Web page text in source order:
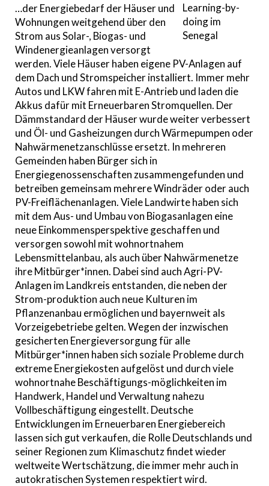
Learning-by-
doing im
Senegal
…der Energiebedarf der Häuser und
Wohnungen weitgehend über den
Strom aus Solar-, Biogas- und
Windenergieanlagen versorgt
werden. Viele Häuser haben eigene PV-Anlagen auf
dem Dach und Stromspeicher installiert. Immer mehr
Autos und LKW fahren mit E-Antrieb und laden die
Akkus dafür mit Erneuerbaren Stromquellen. Der
Dämmstandard der Häuser wurde weiter verbessert
und Öl- und Gasheizungen durch Wärmepumpen oder
Nahwärmenetzanschlüsse ersetzt. In mehreren
Gemeinden haben Bürger sich in
Energiegenossenschaften zusammengefunden und
betreiben gemeinsam mehrere Windräder oder auch
PV-Freiflächenanlagen. Viele Landwirte haben sich
mit dem Aus- und Umbau von Biogasanlagen eine
neue Einkommensperspektive geschaffen und
versorgen sowohl mit wohnortnahem
Lebensmittelanbau, als auch über Nahwärmenetze
ihre Mitbürger*innen. Dabei sind auch Agri-PV-
Anlagen im Landkreis entstanden, die neben der
Strom-produktion auch neue Kulturen im
Pflanzenanbau ermöglichen und bayernweit als
Vorzeigebetriebe gelten. Wegen der inzwischen
gesicherten Energieversorgung für alle
Mitbürger*innen haben sich soziale Probleme durch
extreme Energiekosten aufgelöst und durch viele
wohnortnahe Beschäftigungs-möglichkeiten im
Handwerk, Handel und Verwaltung nahezu
Vollbeschäftigung eingestellt. Deutsche
Entwicklungen im Erneuerbaren Energiebereich
lassen sich gut verkaufen, die Rolle Deutschlands und
seiner Regionen zum Klimaschutz findet wieder
weltweite Wertschätzung, die immer mehr auch in
autokratischen Systemen respektiert wird.